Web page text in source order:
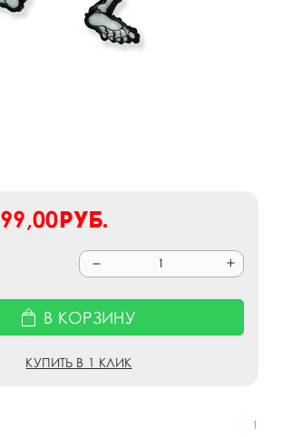
1
99,00руб.
В КОРЗИНУ
КУПИТЬ В 1 КЛИК